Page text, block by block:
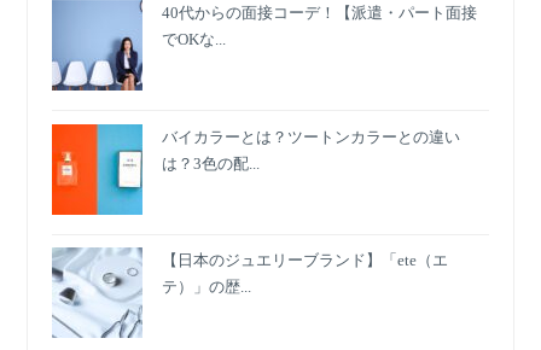
40代からの面接コーデ！【派遣・パート面接
でOKな...
バイカラーとは？ツートンカラーとの違い
は？3色の配...
【日本のジュエリーブランド】「ete（エ
テ）」の歴...